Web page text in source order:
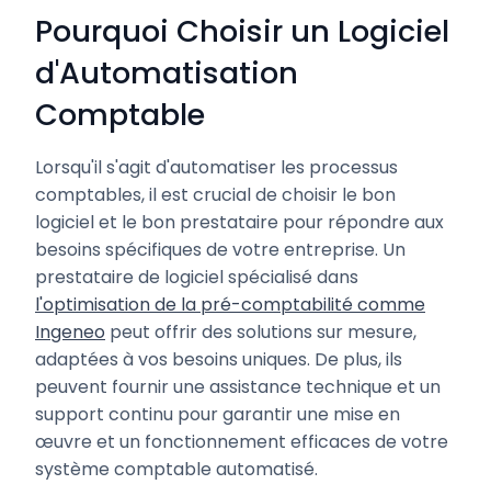
Pourquoi Choisir un Logiciel
d'Automatisation
Comptable
Lorsqu'il s'agit d'automatiser les processus
comptables, il est crucial de choisir le bon
logiciel et le bon prestataire pour répondre aux
besoins spécifiques de votre entreprise. Un
prestataire de logiciel spécialisé dans
l'optimisation de la pré-comptabilité comme
Ingeneo peut offrir des solutions sur mesure,
adaptées à vos besoins uniques. De plus, ils
peuvent fournir une assistance technique et un
support continu pour garantir une mise en
œuvre et un fonctionnement efficaces de votre
système comptable automatisé.